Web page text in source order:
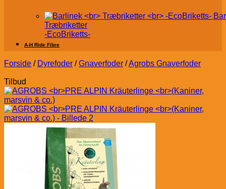
Træbriketter
-EcoBriketts-
A-H Ride Fibre
Forside / Dyrefoder / Gnaverfoder /Agrobs Gnaverfoder
Tilbud